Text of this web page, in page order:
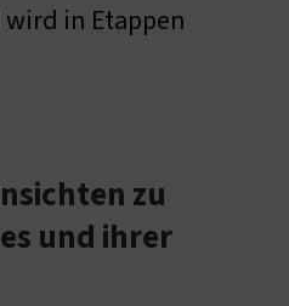
in Etappen
zu
und ihrer